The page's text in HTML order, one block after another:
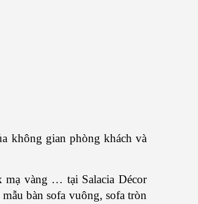
không gian phòng khách và
mạ vàng … tại Salacia Décor
bàn sofa vuông, sofa tròn